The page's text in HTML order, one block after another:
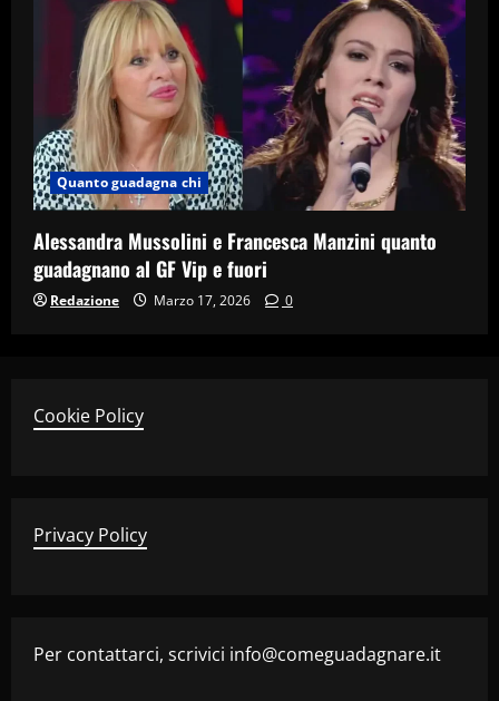
Quanto guadagna chi
Alessandra Mussolini e Francesca Manzini quanto
guadagnano al GF Vip e fuori
Redazione Marzo 17, 2026 0
Cookie Policy
Privacy Policy
Per contattarci, scrivici info@comeguadagnare.it